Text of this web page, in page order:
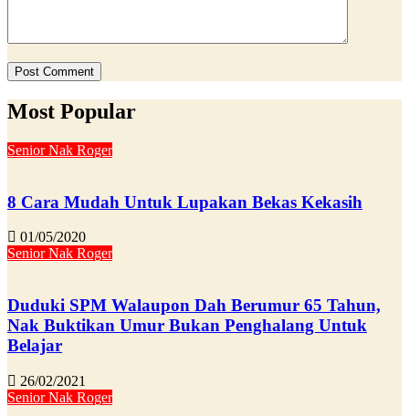
Most Popular
Senior Nak Roger
8 Cara Mudah Untuk Lupakan Bekas Kekasih
01/05/2020
Senior Nak Roger
Duduki SPM Walaupon Dah Berumur 65 Tahun,
Nak Buktikan Umur Bukan Penghalang Untuk
Belajar
26/02/2021
Senior Nak Roger